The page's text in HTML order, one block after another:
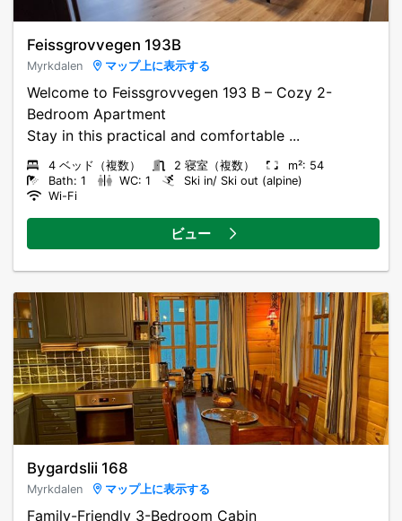
Feissgrovvegen 193B
Myrkdalen マップ上に表示する
Welcome to Feissgrovvegen 193 B – Cozy 2-
Bedroom Apartment
Stay in this practical and comfortable ...
4 ベッド（複数） 2 寝室（複数）
m²: 54
Bath: 1
WC: 1
Ski in/ Ski out (alpine)
Wi-Fi
ビュー
Bygardslii 168
Myrkdalen マップ上に表示する